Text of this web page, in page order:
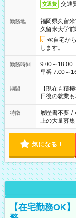
交通費 交通
勤務地
福岡県久留
久留米大学前
≪自宅か
します。
勤務時間
9:00～18:00（休憩60分） ■ご
早番 7:00～16:00 遅
い」 「余裕
たくない」 な
の方へ 今ご
の勤務時間
期間
【現在も積
日後の就業
特徴 履歴書不要 /
上の大量募集
気になる！
【在宅勤務OK